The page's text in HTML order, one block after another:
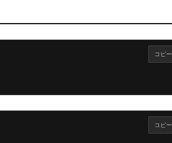
コピー
コピー